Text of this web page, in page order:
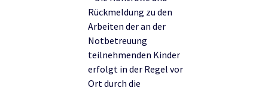
Rückmeldung zu den
Arbeiten der an der
Notbetreuung
teilnehmenden Kinder
erfolgt in der Regel vor
Ort durch die